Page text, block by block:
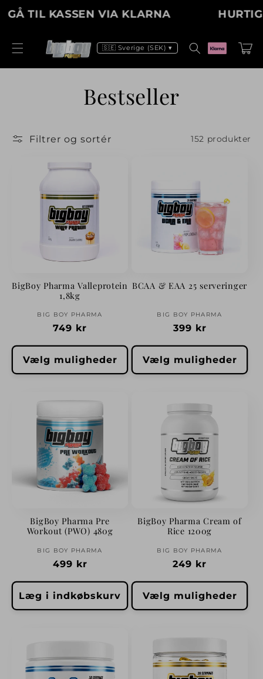
Gå til
indhold
TIL KASSEN VIA KLARNA HURTIG
🇸🇪 Sverige (SEK) ▾
K
l
l
e
k
t
i
o
n
:
Bestseller
Filtrer og sortér 152 produkter
BigBoy Pharma Valleprotein
1,8kg
Forhandler:
BIG BOY PHARMA
Normalpris
749 kr
Vælg muligheder
BCAA & EAA 25 serveringer
Forhandler:
BIG BOY PHARMA
Normalpris
399 kr
Vælg muligheder
BigBoy Pharma Pre
Workout (PWO) 480g
Forhandler:
BIG BOY PHARMA
Normalpris
499 kr
Læg i indkøbskurv
BigBoy Pharma Cream of
Rice 1200g
Forhandler:
BIG BOY PHARMA
Normalpris
249 kr
Vælg muligheder